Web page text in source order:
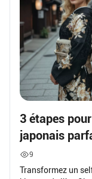
3 étapes
japonais
9
Transformez un